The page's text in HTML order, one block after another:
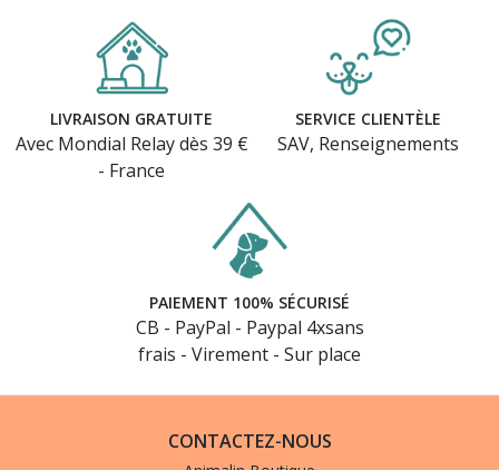
LIVRAISON GRATUITE
Avec Mondial Relay dès 39 €
- France
SERVICE CLIENTÈLE
SAV, Renseignements
PAIEMENT 100% SÉCURISÉ
CB - PayPal - Paypal 4xsans
frais - Virement - Sur place
CONTACTEZ-NOUS